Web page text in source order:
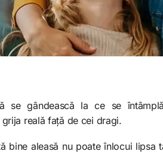
se gândească la ce se
reală față de cei dragi.
bine aleasă nu poate înlocui